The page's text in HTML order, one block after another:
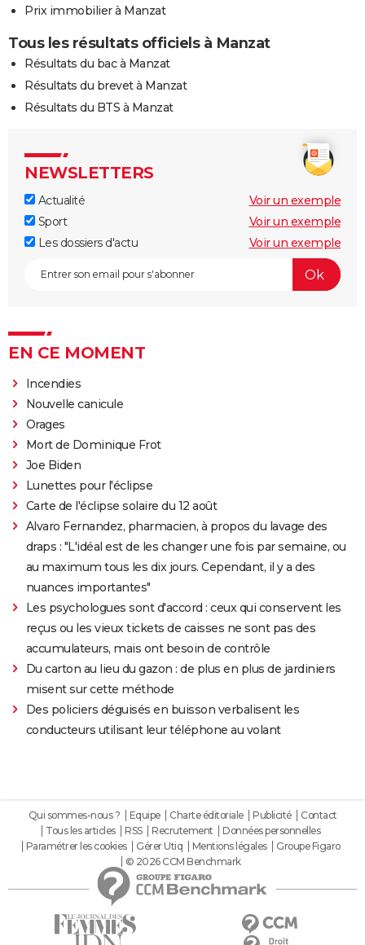
Prix immobilier à Manzat
Tous les résultats officiels à Manzat
Résultats du bac à Manzat
Résultats du brevet à Manzat
Résultats du BTS à Manzat
NEWSLETTERS
Actualité
Voir un exemple
Sport
Voir un exemple
Les dossiers d'actu
Voir un exemple
EN CE MOMENT
Incendies
Nouvelle canicule
Orages
Mort de Dominique Frot
Joe Biden
Lunettes pour l'éclipse
Carte de l'éclipse solaire du 12 août
Alvaro Fernandez, pharmacien, à propos du lavage des
draps : "L'idéal est de les changer une fois par semaine, ou
au maximum tous les dix jours. Cependant, il y a des
nuances importantes"
Les psychologues sont d'accord : ceux qui conservent les
reçus ou les vieux tickets de caisses ne sont pas des
accumulateurs, mais ont besoin de contrôle
Du carton au lieu du gazon : de plus en plus de jardiniers
misent sur cette méthode
Des policiers déguisés en buisson verbalisent les
conducteurs utilisant leur téléphone au volant
Qui sommes-nous ? Equipe Charte éditoriale Publicité
Contact
Tous les articles
RSS Recrutement
Données personnelles
Paramétrer les cookies
Gérer Utiq Mentions légales
Groupe Figaro
© 2026 CCM Benchmark